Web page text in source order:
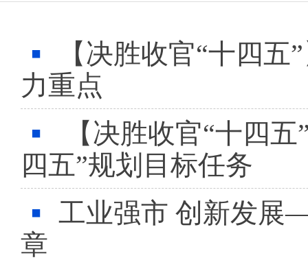
【决胜收官“十四
力重点
【决胜收官“十四
四五”规划目标任务
工业强市 创新发展
章